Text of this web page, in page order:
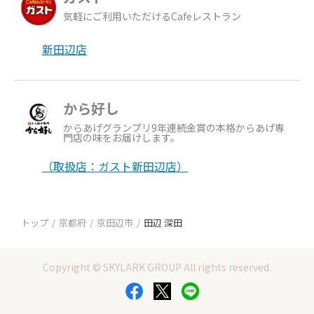
気軽にご利用いただけるCafeレストラン
新田辺店
から好し
からあげグランプリ9年連続金賞の本格からあげ専
門店の味をお届けします。
（取扱店：ガスト新田辺店）
トップ 京都府 京田辺市 田辺 深田
Copyright © SKYLARK GROUP All rights reserved.